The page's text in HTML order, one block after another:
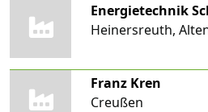
Energietechnik
Heinersreuth,
Franz Kren
Creußen